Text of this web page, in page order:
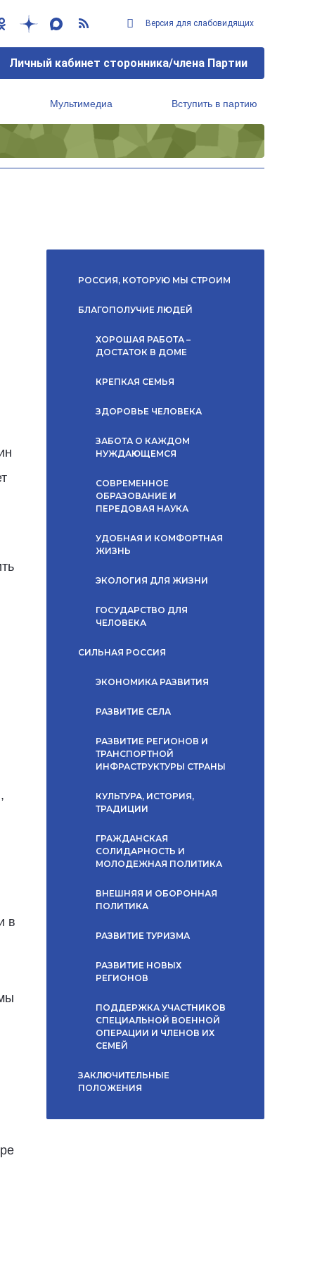
Версия для слабовидящих
Личный кабинет сторонника/члена Партии
Мультимедиа Вступить в партию
в
РОССИЯ, КОТОРУЮ МЫ СТРОИМ
БЛАГОПОЛУЧИЕ ЛЮДЕЙ
ХОРОШАЯ РАБОТА –
ДОСТАТОК В ДОМЕ
КРЕПКАЯ СЕМЬЯ
ЗДОРОВЬЕ ЧЕЛОВЕКА
ЗАБОТА О КАЖДОМ
НУЖДАЮЩЕМСЯ
СОВРЕМЕННОЕ
ОБРАЗОВАНИЕ И
ПЕРЕДОВАЯ НАУКА
УДОБНАЯ И КОМФОРТНАЯ
ЖИЗНЬ
ЭКОЛОГИЯ ДЛЯ ЖИЗНИ
ГОСУДАРСТВО ДЛЯ
ЧЕЛОВЕКА
СИЛЬНАЯ РОССИЯ
ЭКОНОМИКА РАЗВИТИЯ
РАЗВИТИЕ СЕЛА
РАЗВИТИЕ РЕГИОНОВ И
ТРАНСПОРТНОЙ
ИНФРАСТРУКТУРЫ СТРАНЫ
КУЛЬТУРА, ИСТОРИЯ,
ТРАДИЦИИ
ГРАЖДАНСКАЯ
СОЛИДАРНОСТЬ И
МОЛОДЕЖНАЯ ПОЛИТИКА
ВНЕШНЯЯ И ОБОРОННАЯ
ПОЛИТИКА
РАЗВИТИЕ ТУРИЗМА
РАЗВИТИЕ НОВЫХ
РЕГИОНОВ
ПОДДЕРЖКА УЧАСТНИКОВ
СПЕЦИАЛЬНОЙ ВОЕННОЙ
ОПЕРАЦИИ И ЧЛЕНОВ ИХ
СЕМЕЙ
ЗАКЛЮЧИТЕЛЬНЫЕ
ПОЛОЖЕНИЯ